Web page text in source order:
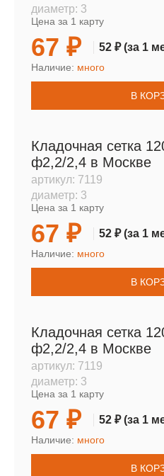
диаметр: 3
Цена за 1 карту
67 ₽ 52 ₽(за 1
Наличие: много
В
Кладочная сетка
ф2,2/2,4 в Москве
артикул: 7119
диаметр: 3
Цена за 1 карту
67 ₽ 52 ₽(за 1
Наличие: много
В
Кладочная сетка
ф2,2/2,4 в Москве
артикул: 7119
диаметр: 3
Цена за 1 карту
67 ₽ 52 ₽(за 1
Наличие: много
В